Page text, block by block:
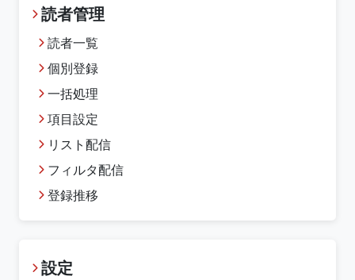
読者管理
読者一覧
個別登録
一括処理
項目設定
リスト配信
フィルタ配信
登録推移
設定